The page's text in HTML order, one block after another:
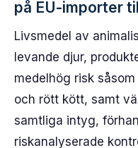
på EU-importer
Livsmedel av
levande djur,
medelhög risk
och rött kött, samt
samtliga intyg,
riskanalyserade